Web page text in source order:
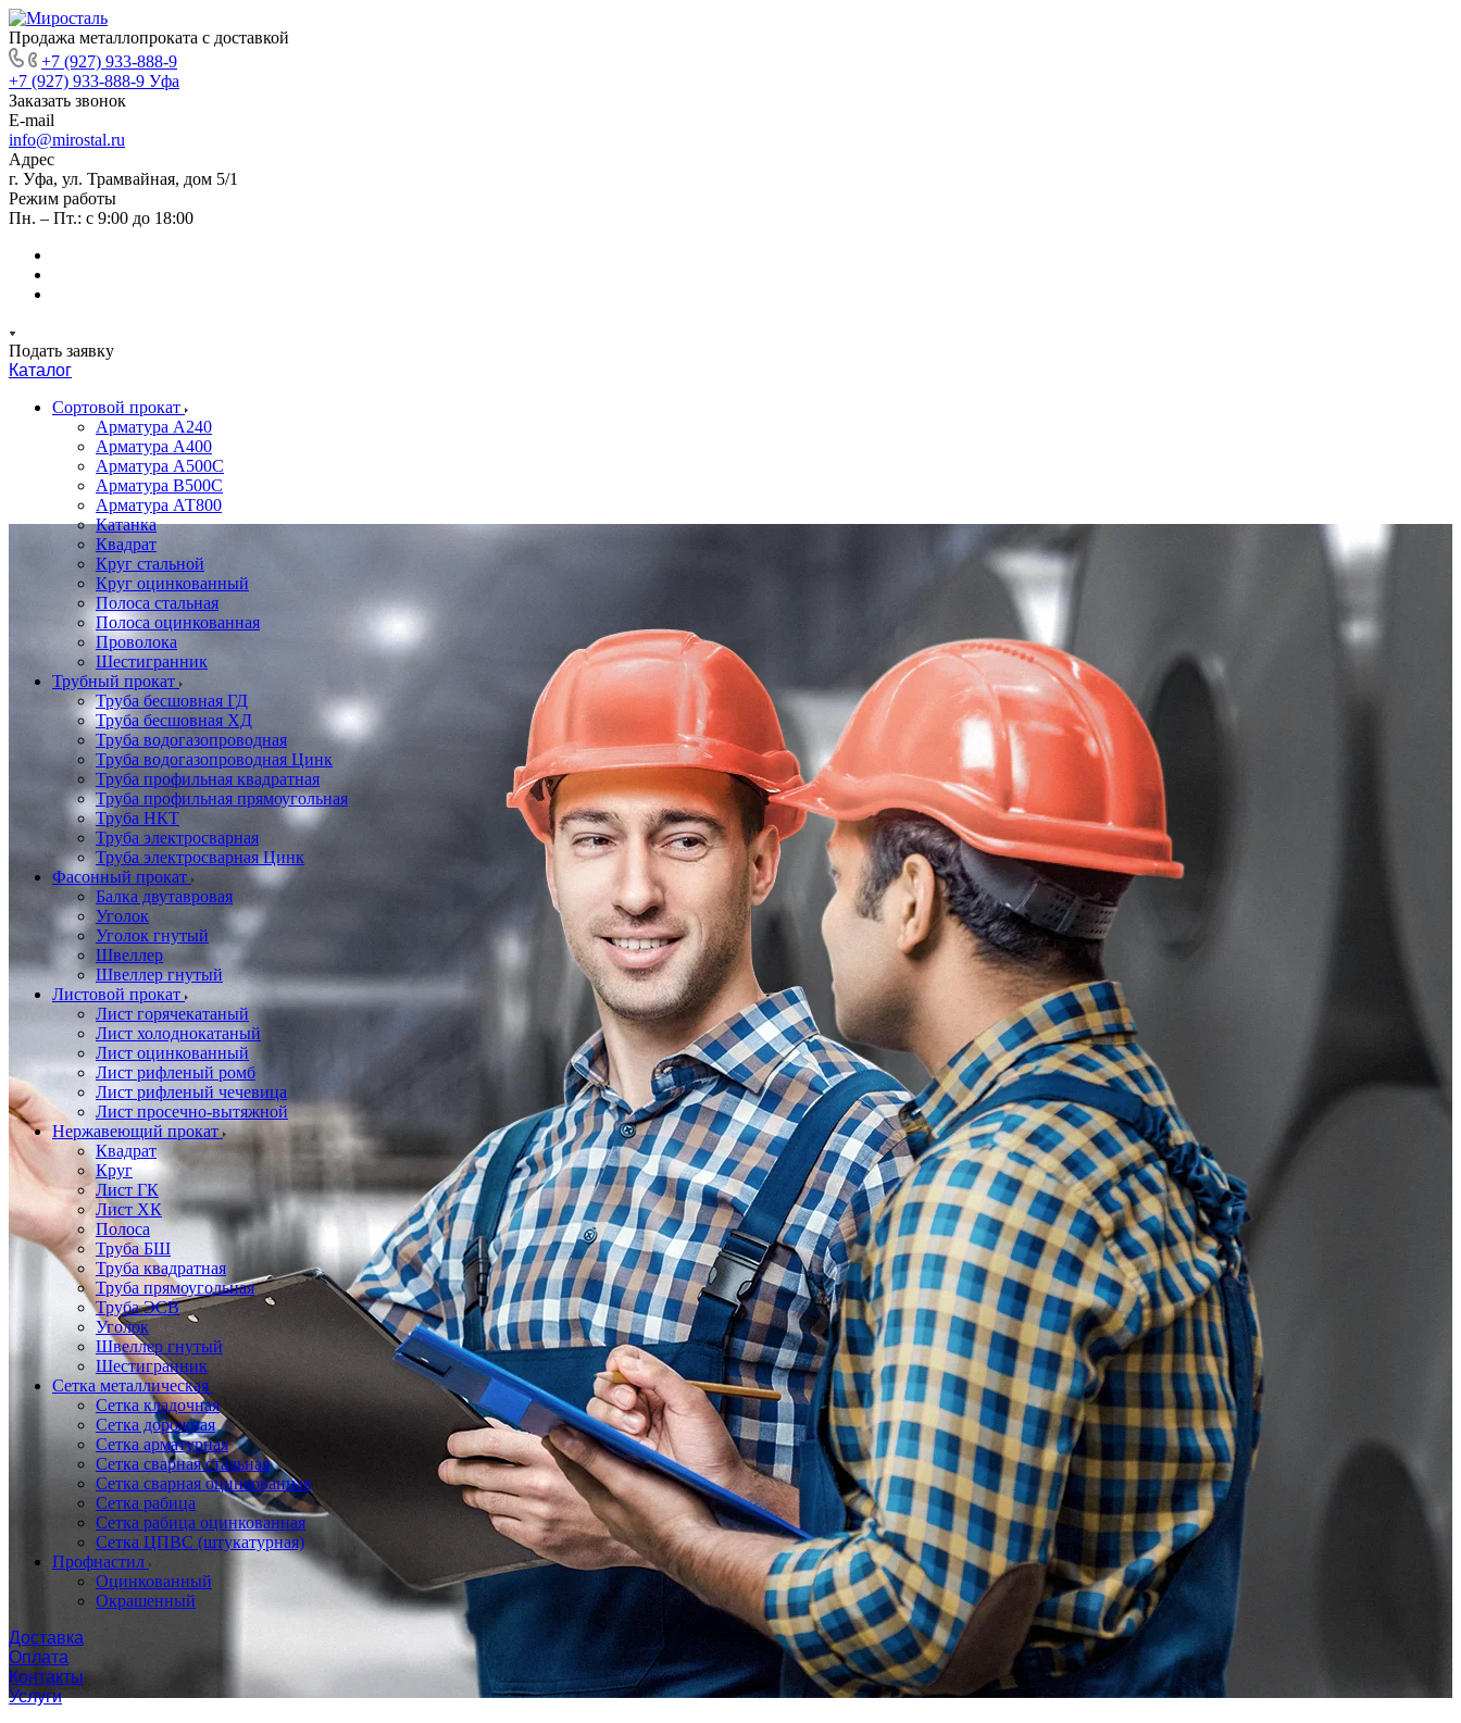
Продажа металлопроката с доставкой
+7 (927) 933-888-9
+7 (927) 933-888-9 Уфа
Заказать звонок
E-mail
info@mirostal.ru
Адрес
г. Уфа, ул. Трамвайная, дом 5/1
Режим работы
Пн. – Пт.: с 9:00 до 18:00
Подать заявку
Каталог
Сортовой прокат
Арматура А240
Арматура А400
Арматура А500C
Арматура В500С
Арматура АТ800
Катанка
Квадрат
Круг стальной
Круг оцинкованный
Полоса стальная
Полоса оцинкованная
Проволока
Шестигранник
Трубный прокат
Труба бесшовная ГД
Труба бесшовная ХД
Труба водогазопроводная
Труба водогазопроводная Цинк
Труба профильная квадратная
Труба профильная прямоугольная
Труба НКТ
Труба электросварная
Труба электросварная Цинк
Фасонный прокат
Балка двутавровая
Уголок
Уголок гнутый
Швеллер
Швеллер гнутый
Листовой прокат
Лист горячекатаный
Лист холоднокатаный
Лист оцинкованный
Лист рифленый ромб
Лист рифленый чечевица
Лист просечно-вытяжной
Нержавеющий прокат
Квадрат
Круг
Лист ГК
Лист ХК
Полоса
Труба БШ
Труба квадратная
Труба прямоугольная
Труба ЭСВ
Уголок
Швеллер гнутый
Шестигранник
Сетка металлическая
Сетка кладочная
Сетка дорожная
Сетка арматурная
Сетка сварная стальная
Сетка сварная оцинкованная
Сетка рабица
Сетка рабица оцинкованная
Сетка ЦПВС (штукатурная)
Профнастил
Оцинкованный
Окрашенный
Доставка
Оплата
Контакты
Услуги